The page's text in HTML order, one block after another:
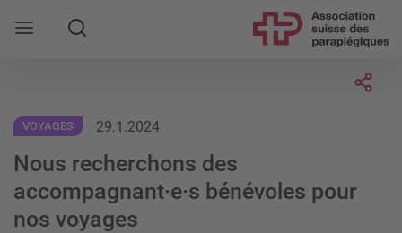
Rechercher
VOYAGES 29.1.2024
Nous recherchons des
accompagnant·e·s bénévoles pour
nos voyages